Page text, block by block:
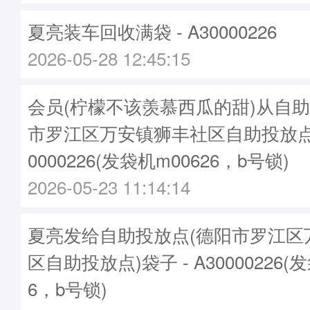
夏亮装车回收满袋 - A30000226
2026-05-28 12:45:15
会员(柠檬不该羡慕西瓜的甜)从自
市罗江区万安镇狮丰社区自助投放
0000226(发袋机m00626，b号锁)
2026-05-23 11:14:14
夏亮发给自助投放点(德阳市罗江
区自助投放点)袋子 - A30000226(
6，b号锁)